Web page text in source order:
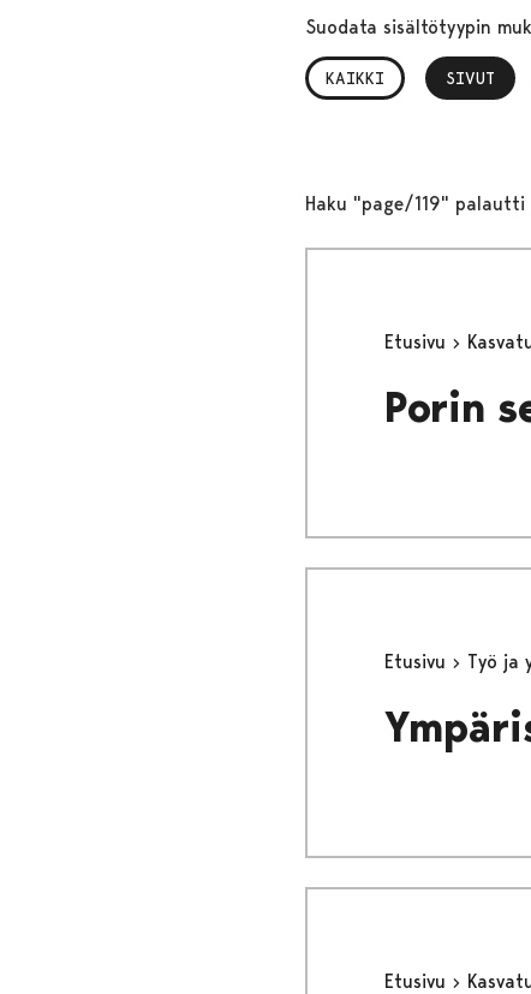
Suodata sisältötyypin
KAIKKI SIVUT
,
Haku "page/119" palautti
Etusivu
Porin
Etusivu Työ ja
Etusivu